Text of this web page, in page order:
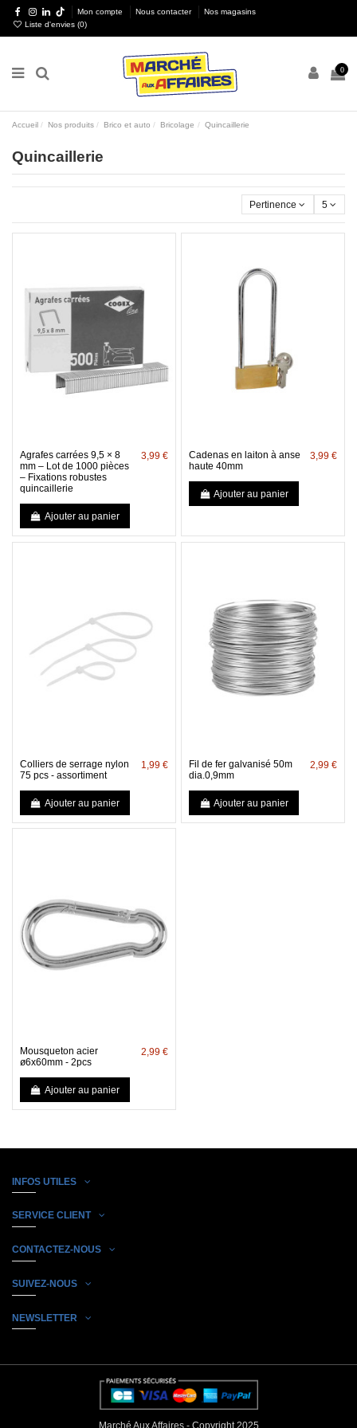
Mon compte Nous contacter
Nos magasins
Liste d'envies (0)
0
Accueil Nos produits Brico et auto Bricolage Quincaillerie
Quincaillerie
Pertinence 5
Agrafes carrées 9,5 × 8
mm – Lot de 1000 pièces
– Fixations robustes
quincaillerie
3,99 €
Ajouter au panier
Cadenas en laiton à anse
haute 40mm
3,99 €
Ajouter au panier
Colliers de serrage nylon
75 pcs - assortiment
1,99 €
Ajouter au panier
Fil de fer galvanisé 50m
dia.0,9mm
2,99 €
Ajouter au panier
Mousqueton acier
ø6x60mm - 2pcs
2,99 €
Ajouter au panier
INFOS UTILES
SERVICE CLIENT
CONTACTEZ-NOUS
SUIVEZ-NOUS
NEWSLETTER
Marché Aux Affaires - Copyright 2025